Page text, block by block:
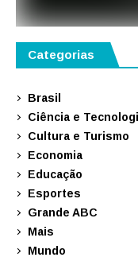
Categorias
Brasil
Ciência e
Cultura e Turismo
Economia
Educação
Esportes
Grande ABC
Mais
Mundo